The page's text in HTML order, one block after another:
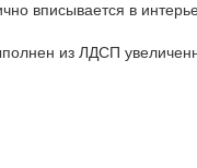
вписывается в
из ЛДСП